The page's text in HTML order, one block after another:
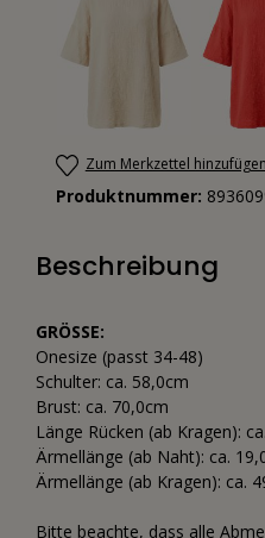
Zum Merkzettel hinzufügen
Produktnummer:
Beschreibung
GRÖSSE:
Onesize (passt 34-48)
Schulter: ca. 58,0cm
Brust: ca. 70,0cm
Länge Rücken (ab Kragen):
Ärmellänge (ab Naht): ca.
Ärmellänge (ab Kragen): ca.
Bitte beachte, dass alle